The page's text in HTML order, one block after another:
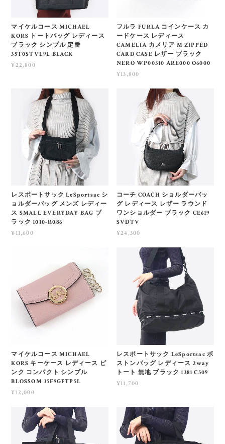
マイケルコース MICHAEL
KORS トートバッグ レディース
ブラック シンプル 定番
35T0STVL9L BLACK
¥22,800
フルラ FURLA コインケース カ
ードケース レディース
CAMELIA カメリア M ZIPPED
CARD CASE レザー ブラック
NERO WP00310 ARE000 O6000
¥13,800
レスポートサック LeSportsac シ
ョルダーバッグ メンズ レディー
ス SMALL EVERYDAY BAG ブ
ラック 1010-R086
¥11,600
コーチ COACH ショルダーバッ
グ レディース レザー ラウンド
ワンショルダー ブラック CE619
SVDTV
¥24,300
マイケルコース MICHAEL
KORS キーケース レディース ピ
ンク コンパクト シンプル
BLOSSOM 35F9GFTP5L
¥12,000
レスポートサック LeSportsac ボ
ストンバッグ レディース 2way
トート 無地 ブラック 1381 C509
¥11,700